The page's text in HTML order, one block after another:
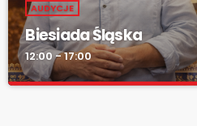
AUDYCJE
Biesiada Śląska
12:00 - 17:00